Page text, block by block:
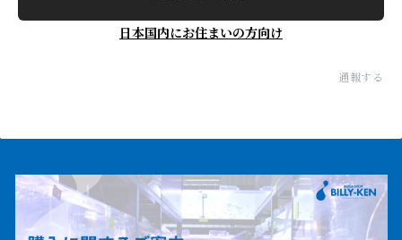
日本国内にお住まいの方向け
通報する